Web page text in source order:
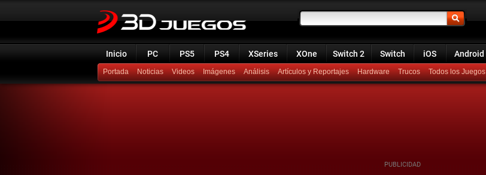
Inicio PC PS5 PS4 XSeries XOne Switch 2 Switch iOS Android
Portada Noticias Videos Imágenes Análisis Artículos y Reportajes Hardware Trucos Todos los Juegos